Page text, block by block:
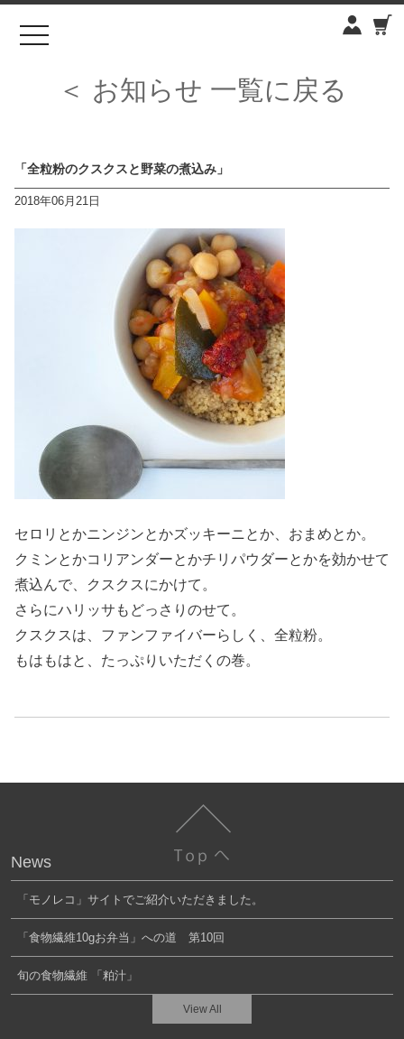
toggle
navigation
＜ お知らせ 一覧に戻る
「全粒粉のクスクスと野菜の煮込み」
2018年06月21日
セロリとかニンジンとかズッキーニとか、おまめとか。
クミンとかコリアンダーとかチリパウダーとかを効かせて
煮込んで、クスクスにかけて。
さらにハリッサもどっさりのせて。
クスクスは、ファンファイバーらしく、全粒粉。
もはもはと、たっぷりいただくの巻。
News
「モノレコ」サイトでご紹介いただきました。
「食物繊維10gお弁当」への道 第10回
旬の食物繊維 「粕汁」
View All